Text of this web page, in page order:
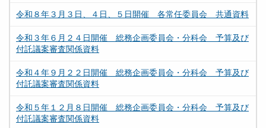
令和８年３月３日、４日、５日開催 各常任委員会 共通資料
令和３年６月２４日開催 総務企画委員会・分科会 予算及び
付託議案審査関係資料
令和４年９月２２日開催 総務企画委員会・分科会 予算及び
付託議案審査関係資料
令和５年１２月８日開催 総務企画委員会・分科会 予算及び
付託議案審査関係資料